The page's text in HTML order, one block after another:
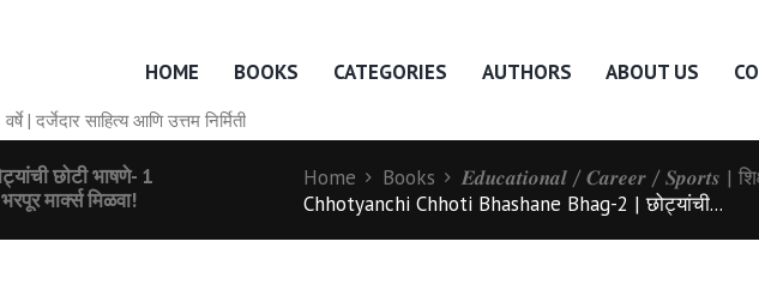
दर्जेदार साहित्य आणि उत्तम निर्मिती
HOME BOOKS CATEGORIES AUTHORS ABOUT US
छोटी भाषणे- 1
मार्क्स मिळवा!
Home Books
𝑬𝒅𝒖𝒄𝒂𝒕𝒊𝒐𝒏𝒂𝒍 / 𝑪𝒂𝒓𝒆𝒆𝒓 / 𝑺𝒑𝒐𝒓𝒕𝒔 |
Chhotyanchi Chhoti Bhashane Bhag-2 | छोट्यांची...